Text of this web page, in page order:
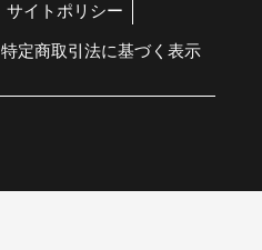
サイトポリシー
特定商取引法に基づく表示